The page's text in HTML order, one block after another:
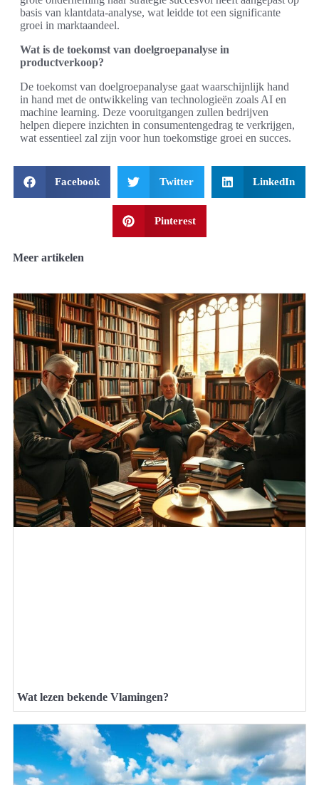
basis van klantdata-analyse, wat leidde tot een significante
groei in marktaandeel.
Wat is de toekomst van doelgroepanalyse in
productverkoop?
De toekomst van doelgroepanalyse gaat waarschijnlijk hand
in hand met de ontwikkeling van technologieën zoals AI en
machine learning. Deze vooruitgangen zullen bedrijven
helpen diepere inzichten in consumentengedrag te verkrijgen,
wat essentieel zal zijn voor hun toekomstige groei en succes.
Facebook Twitter LinkedIn
Pinterest
Meer artikelen
Wat lezen bekende Vlamingen?